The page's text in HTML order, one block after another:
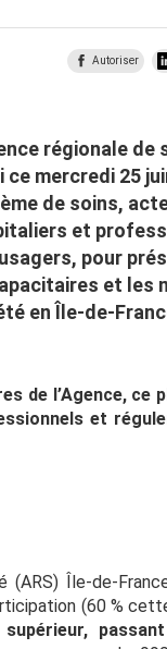
Autoriser
régionale
ce mercredi 25
de soins,
et
pour
et les
en Île-de-
l’Agence, ce
et
(ARS) Île-de-
(60 %